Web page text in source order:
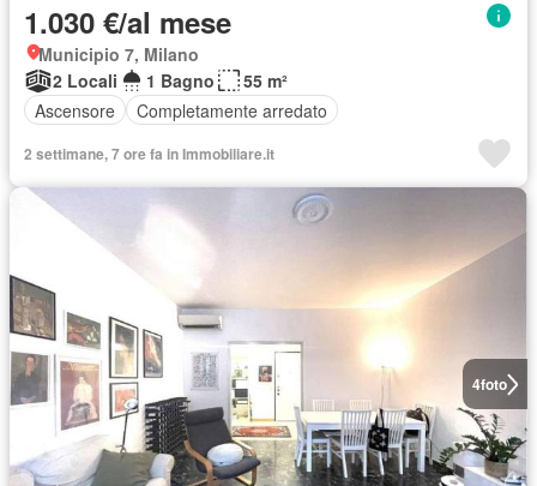
1.030 €/al mese
Municipio 7, Milano
2 Locali
1 Bagno
55 m²
Ascensore
Completamente arredato
2 settimane, 7 ore fa in Immobiliare.it
4foto